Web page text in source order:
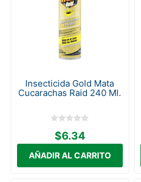
Insecticida Gold Mata
Cucarachas Raid 240 Ml.
$6.34